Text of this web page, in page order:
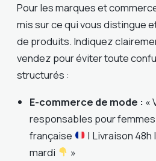
Pour les marques et
mis sur ce qui vous distingue
de produits. Indiquez
vendez pour éviter toute
structurés :
E-commerce de mode : «
responsables pour
française
| Livraison 48h
mardi
»